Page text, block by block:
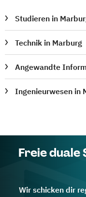
Studieren in
Technik in Marburg
Angewandte
Ingenieurwesen in
Freie duale
Wir schicken dir